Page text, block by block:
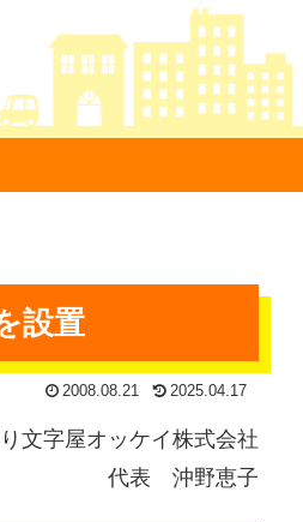
設置
2008.08.21 2025.04.17
文字屋オッケイ株式会社
代表 沖野恵子